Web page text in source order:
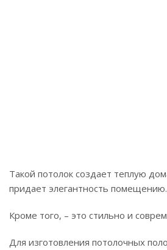
Такой потолок создает теплую
придает элегантность помещению.
Кроме того, – это стильно и
Для изготовления потолочных